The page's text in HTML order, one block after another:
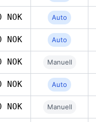
Auto
Auto
Manuell
Auto
Manuell